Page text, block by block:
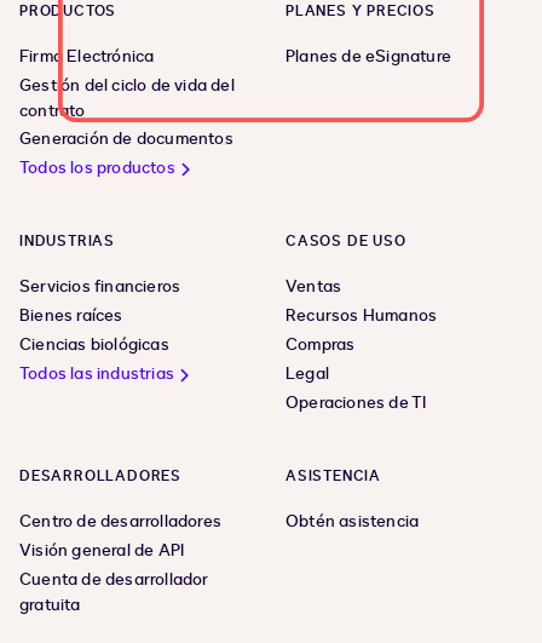
PRODUCTOS
Firma Electrónica
Gestión del ciclo de vida del
contrato
Generación de documentos
Todos los productos
PLANES Y PRECIOS
Planes de eSignature
INDUSTRIAS
Servicios financieros
Bienes raíces
Ciencias biológicas
Todos las industrias
CASOS DE USO
Ventas
Recursos Humanos
Compras
Legal
Operaciones de TI
DESARROLLADORES
Centro de desarrolladores
Visión general de API
Cuenta de desarrollador
gratuita
ASISTENCIA
Obtén asistencia